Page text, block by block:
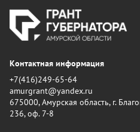
Контактная информация
+7(416)249-65-64
amurgrant@yandex.ru
675000, Амурская область, г.
236, оф. 7-8